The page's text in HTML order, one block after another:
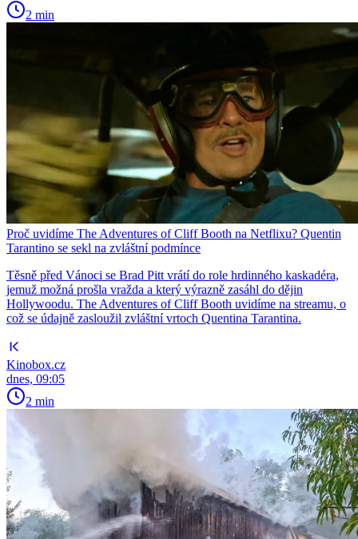
2 min
Proč uvidíme The Adventures of Cliff Booth na Netflixu? Quentin
Tarantino se sekl na zvláštní podmínce
Těsně před Vánoci se Brad Pitt vrátí do role hrdinného kaskadéra,
jemuž možná prošla vražda a který výrazně zasáhl do dějin
Hollywoodu. The Adventures of Cliff Booth uvidíme na streamu, o
což se údajně zasloužil zvláštní vrtoch Quentina Tarantina.
Kinobox.cz
dnes, 09:05
2 min